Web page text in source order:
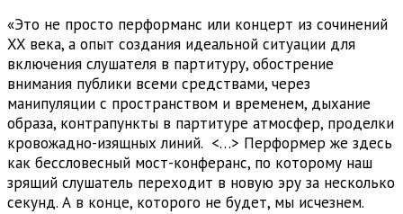
«Это не просто перформанс или концерт из сочинений
XX века, а опыт создания идеальной ситуации для
включения слушателя в партитуру, обострение
внимания публики всеми средствами, через
манипуляции с пространством и временем, дыхание
образа, контрапункты в партитуре атмосфер, проделки
кровожадно-изящных линий. <…> Перформер же здесь
как бессловесный мост-конферанс, по которому наш
зрящий слушатель переходит в новую эру за несколько
секунд. А в конце, которого не будет, мы исчезнем.